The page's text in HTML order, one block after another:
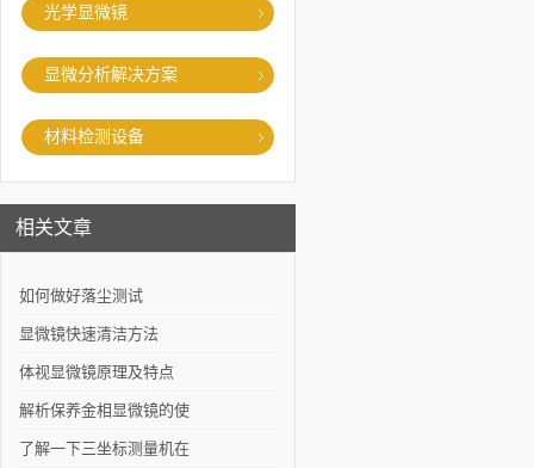
光学显微镜
显微分析解决方案
材料检测设备
相关文章
如何做好落尘测试
显微镜快速清洁方法
体视显微镜原理及特点
解析保养金相显微镜的使
用寿命方法
了解一下三坐标测量机在